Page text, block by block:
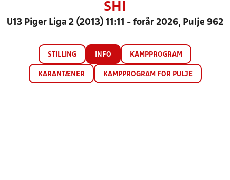
SHI
U13 Piger Liga 2 (2013) 11:11 - forår 2026, Pulje 962
STILLING INFO KAMPPROGRAM
KARANTÆNER KAMPPROGRAM FOR PULJE